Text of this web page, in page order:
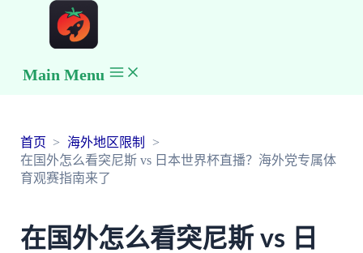
Main Menu
首页
海外地区限制
在国外怎么看突尼斯 vs 日本世界杯直播？海外党专属体
育观赛指南来了
在国外怎么看突尼斯 vs 日